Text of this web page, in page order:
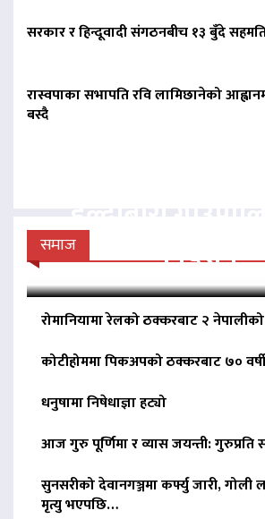
सरकार र हिन्दूवादी संगठनबीच १३ बुँदे
रास्वपाका सभापति रवि लामिछानेको
बस्दै
समाज
निर्देशन
रोमानियामा रेलको ठक्करबाट २
कोटीहोममा पिकअपको ठक्करबाट ७०
धनुषामा निषेधाज्ञा हट्यो
आज गुरु पूर्णिमा र व्यास जयन्ती: गुरुप्रति
सुनसरीको देवानगञ्जमा कर्फ्यु जारी,
मृत्यु भएपछि…